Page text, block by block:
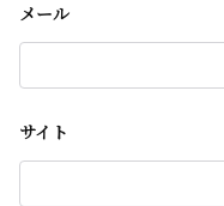
メール
サイト